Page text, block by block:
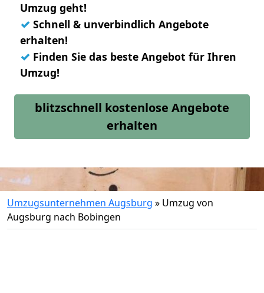
Umzug geht!
✓ Schnell & unverbindlich Angebote
erhalten!
✓ Finden Sie das beste Angebot für Ihren
Umzug!
blitzschnell kostenlose Angebote
erhalten
Umzugsunternehmen Augsburg » Umzug von
Augsburg nach Bobingen